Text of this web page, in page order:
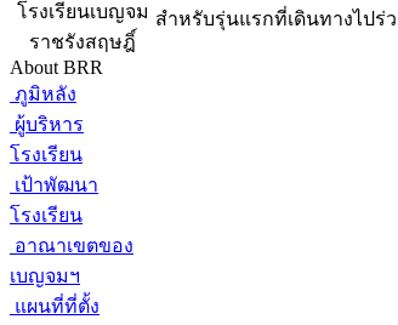
โรงเรียนเบญจม
ราชรังสฤษฎิ์
About BRR
ภูมิหลัง
ผู้บริหาร
โรงเรียน
เป้าพัฒนา
โรงเรียน
อาณาเขตของ
เบญจมฯ
แผนที่ที่ตั้ง
สำหรับรุ่นแรกที่เดินทางไปร่